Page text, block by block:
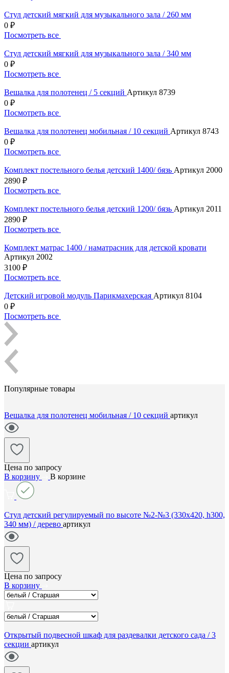
Стул детский мягкий для музыкального зала / 260 мм
0 ₽
Посмотреть все
Стул детский мягкий для музыкального зала / 340 мм
0 ₽
Посмотреть все
Вешалка для полотенец / 5 секций Артикул 8739
0 ₽
Посмотреть все
Вешалка для полотенец мобильная / 10 секций Артикул 8743
0 ₽
Посмотреть все
Комплект постельного белья детский 1400/ бязь Артикул 2000
2890 ₽
Посмотреть все
Комплект постельного белья детский 1200/ бязь Артикул 2011
2890 ₽
Посмотреть все
Комплект матрас 1400 / наматрасник для детской кровати
Артикул 2002
3100 ₽
Посмотреть все
Детский игровой модуль Парикмахерская Артикул 8104
0 ₽
Посмотреть все
Популярные товары
Вешалка для полотенец мобильная / 10 секций артикул
Цена по запросу
В корзину
В корзине
Стул детский регулируемый по высоте №2-№3 (330х420, h300,
340 мм) / дерево артикул
Цена по запросу
В корзину
Открытый подвесной шкаф для раздевалки детского сада / 3
секции артикул